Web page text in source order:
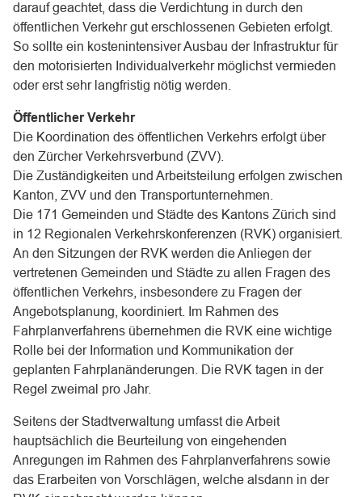
darauf geachtet, dass die Verdichtung in durch den
öffentlichen Verkehr gut erschlossenen Gebieten erfolgt.
So sollte ein kostenintensiver Ausbau der Infrastruktur für
den motorisierten Individualverkehr möglichst vermieden
oder erst sehr langfristig nötig werden.
Öffentlicher Verkehr
Die Koordination des öffentlichen Verkehrs erfolgt über
den Zürcher Verkehrsverbund (ZVV).
Die Zuständigkeiten und Arbeitsteilung erfolgen zwischen
Kanton, ZVV und den Transportunternehmen.
Die 171 Gemeinden und Städte des Kantons Zürich sind
in 12 Regionalen Verkehrskonferenzen (RVK) organisiert.
An den Sitzungen der RVK werden die Anliegen der
vertretenen Gemeinden und Städte zu allen Fragen des
öffentlichen Verkehrs, insbesondere zu Fragen der
Angebotsplanung, koordiniert. Im Rahmen des
Fahrplanverfahrens übernehmen die RVK eine wichtige
Rolle bei der Information und Kommunikation der
geplanten Fahrplanänderungen. Die RVK tagen in der
Regel zweimal pro Jahr.
Seitens der Stadtverwaltung umfasst die Arbeit
hauptsächlich die Beurteilung von eingehenden
Anregungen im Rahmen des Fahrplanverfahrens sowie
das Erarbeiten von Vorschlägen, welche alsdann in der